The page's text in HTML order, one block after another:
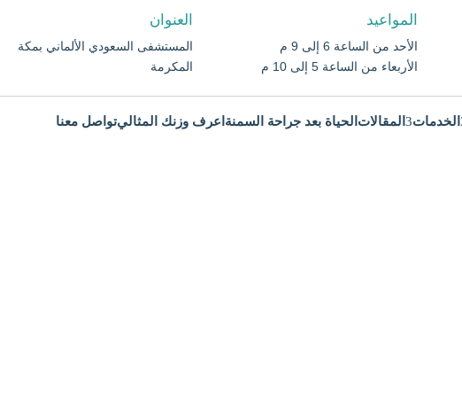
العنوان
المستشفى السعودي الألماني بمكة
المكرمة
المواعيد
الأحد من الساعة 6 إلى 9 م
الأربعاء من الساعة 5 إلى 10 م
الخدمات المقالات الحياة بعد جراحة السمنة اعرف وزنك المثاليتواصل معنا